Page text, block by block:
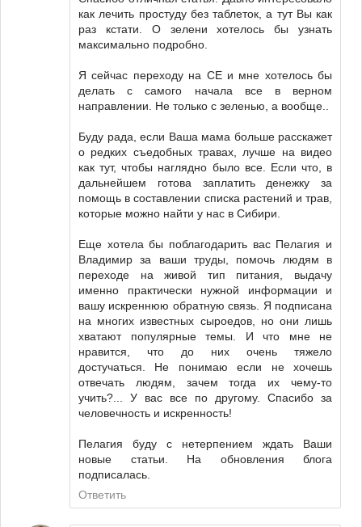
как лечить простуду без таблеток, а тут Вы как
раз кстати. О зелени хотелось бы узнать
максимально подробно.
Я сейчас переходу на СЕ и мне хотелось бы
делать с самого начала все в верном
направлении. Не только с зеленью, а вообще..
Буду рада, если Ваша мама больше расскажет
о редких съедобных травах, лучше на видео
как тут, чтобы наглядно было все. Если что, в
дальнейшем готова заплатить денежку за
помощь в составлении списка растений и трав,
которые можно найти у нас в Сибири.
Еще хотела бы поблагодарить вас Пелагия и
Владимир за ваши труды, помочь людям в
переходе на живой тип питания, выдачу
именно практически нужной информации и
вашу искреннюю обратную связь. Я подписана
на многих известных сыроедов, но они лишь
хватают популярные темы. И что мне не
нравится, что до них очень тяжело
достучаться. Не понимаю если не хочешь
отвечать людям, зачем тогда их чему-то
учить?... У вас все по другому. Спасибо за
человечность и искренность!
Пелагия буду с нетерпением ждать Ваши
новые статьи. На обновления блога
подписалась.
Ответить